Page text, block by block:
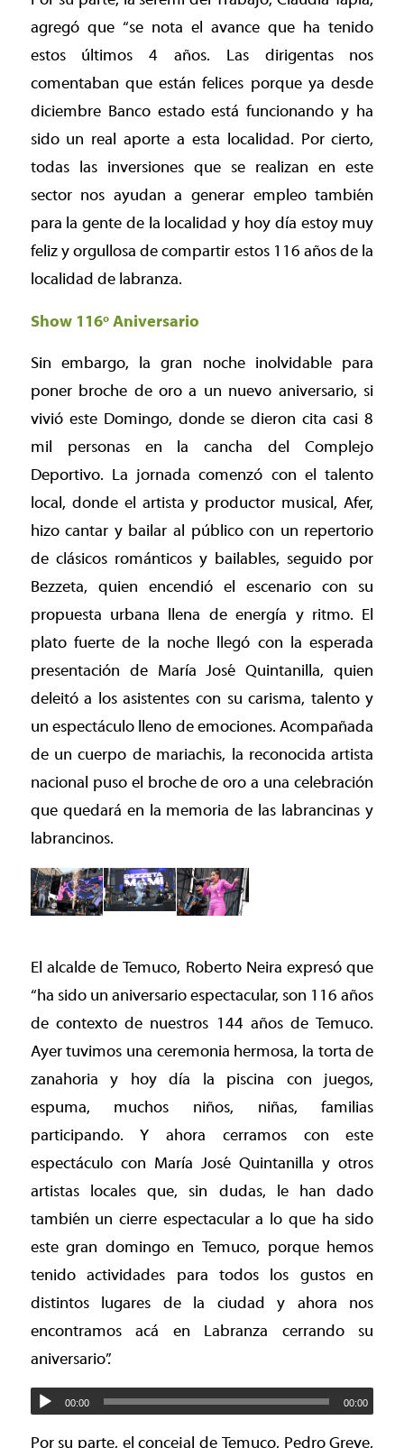
agregó que “se nota el avance que ha tenido
estos últimos 4 años. Las dirigentas nos
comentaban que están felices porque ya desde
diciembre Banco estado está funcionando y ha
sido un real aporte a esta localidad. Por cierto,
todas las inversiones que se realizan en este
sector nos ayudan a generar empleo también
para la gente de la localidad y hoy día estoy muy
feliz y orgullosa de compartir estos 116 años de la
localidad de labranza.
Show 116º Aniversario
Sin embargo, la gran noche inolvidable para
poner broche de oro a un nuevo aniversario, si
vivió este Domingo, donde se dieron cita casi 8
mil personas en la cancha del Complejo
Deportivo. La jornada comenzó con el talento
local, donde el artista y productor musical, Afer,
hizo cantar y bailar al público con un repertorio
de clásicos románticos y bailables, seguido por
Bezzeta, quien encendió el escenario con su
propuesta urbana llena de energía y ritmo. El
plato fuerte de la noche llegó con la esperada
presentación de María José Quintanilla, quien
deleitó a los asistentes con su carisma, talento y
un espectáculo lleno de emociones. Acompañada
de un cuerpo de mariachis, la reconocida artista
nacional puso el broche de oro a una celebración
que quedará en la memoria de las labrancinas y
labrancinos.
El alcalde de Temuco, Roberto Neira expresó que
“ha sido un aniversario espectacular, son 116 años
de contexto de nuestros 144 años de Temuco.
Ayer tuvimos una ceremonia hermosa, la torta de
zanahoria y hoy día la piscina con juegos,
espuma, muchos niños, niñas, familias
participando. Y ahora cerramos con este
espectáculo con María José Quintanilla y otros
artistas locales que, sin dudas, le han dado
también un cierre espectacular a lo que ha sido
este gran domingo en Temuco, porque hemos
tenido actividades para todos los gustos en
distintos lugares de la ciudad y ahora nos
encontramos acá en Labranza cerrando su
aniversario”.
00:00 00:00
Por su parte, el concejal de Temuco, Pedro Greve,